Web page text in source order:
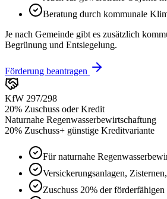
Beratung durch kommunale
Je nach Gemeinde gibt es zusätzlich
Begrünung und Entsiegelung.
Förderung beantragen
KfW 297/298
20% Zuschuss oder Kredit
Naturnahe Regenwasserbewirtschaftung
20% Zuschuss+ günstige Kreditvariante
Für naturnahe
Versickerungsanlagen,
Zuschuss 20% der förderfähigen